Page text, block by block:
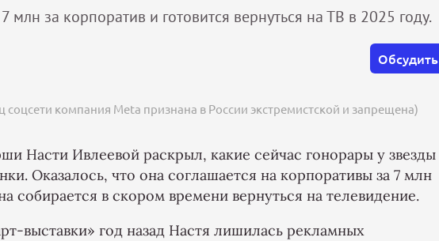
млн за корпоратив и готовится вернуться на ТВ в 2025 году.
Обсудить
компания Meta признана в России экстремистской и запрещена)
Насти Ивлеевой раскрыл, какие сейчас гонорары у звезды
Оказалось, что она соглашается на корпоративы за 7 млн
собирается в скором времени вернуться на телевидение.
выставки» год назад Настя лишилась рекламных